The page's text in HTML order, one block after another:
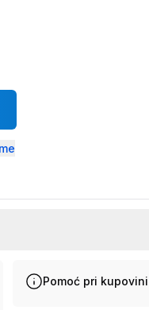
Pomoć pri kupovini